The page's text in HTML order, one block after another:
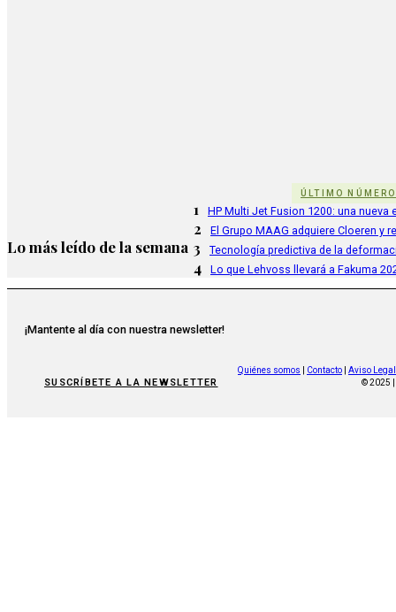
ÚLTIMO NÚMERO
Lo más leído de la semana
1 HP Multi Jet Fusion 1200: una
2 El Grupo MAAG adquiere Cloeren
3 Tecnología predictiva de la
4 Lo que Lehvoss llevará a Fakuma
¡Mantente al día con nuestra newsletter!
SUSCRÍBETE A LA NEWSLETTER
Quiénes somos Contacto
Aviso Legal
© 2025